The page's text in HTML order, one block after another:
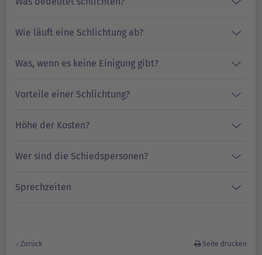
Wie läuft eine Schlichtung ab?
Was, wenn es keine Einigung gibt?
Vorteile einer Schlichtung?
Höhe der Kosten?
Wer sind die Schiedspersonen?
Sprechzeiten
Zurück Seite drucken